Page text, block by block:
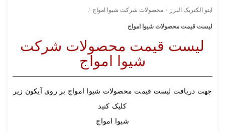
ایتو الکتریک البرز / محصولات شرکت شیوا امواج /
لیست قیمت محصولات شیوا امواج
لیست قیمت محصولات شرکت
شیوا امواج
جهت دریافت لیست قیمت محصولات شیوا امواج بر روی آیکون زیر
کلیک کنید
شیوا امواج